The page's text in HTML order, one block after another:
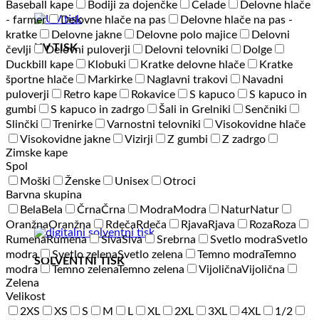
UV TISK
SOLVENTNI TISK
Baseball kape Bodiji za dojenčke Čelade
Delovne hlače
- farmer
Delovne hlače na pas
Delovne hlače na pas -
kratke
Delovne jakne Delovne polo majice
Delovni
čevlji
Delovni puloverji Delovni telovniki
Dolge
Duckbill kape
Klobuki Kratke delovne hlače
Kratke
športne hlače
Markirke Naglavni trakovi
Navadni
puloverji
Retro kape Rokavice S kapuco
S kapuco in
gumbi
S kapuco in zadrgo Šali in Grelniki
Senčniki
Slinčki
Trenirke Varnostni telovniki
Visokovidne hlače
Visokovidne jakne
Vizirji Z gumbi
Z zadrgo
Zimske kape
Spol
Moški
Ženske Unisex
Otroci
Barvna skupina
Bela Bela ČrnaČrna ModraModra NaturNatur
OranžnaOranžna Rdeča Rdeča Rjava Rjava Roza Roza
RumenaRumena SivaSiva Srebrna Svetlo modraSvetlo
modra
Svetlo zelenaSvetlo zelena Temno modraTemno
modra
Temno zelenaTemno zelena VijoličnaVijolična
Zelena
Velikost
2XS
XS S M L XL 2XL 3XL 4XL
1/2